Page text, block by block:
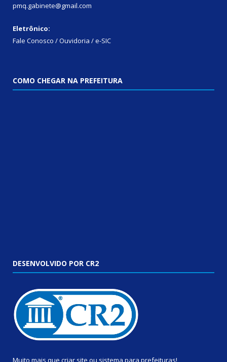
pmq.gabinete@gmail.com
Eletrônico:
Fale Conosco / Ouvidoria / e-SIC
COMO CHEGAR NA PREFEITURA
DESENVOLVIDO POR CR2
Muito mais que criar site ou sistema para prefeituras!